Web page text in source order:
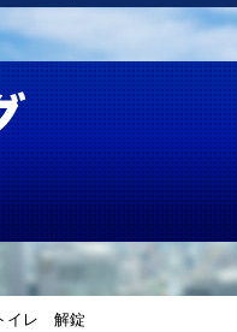
イレ 解錠